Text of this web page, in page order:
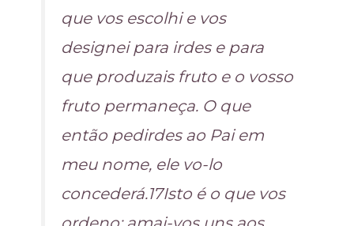
que vos escolhi e vos
designei para irdes e para
que produzais fruto e o vosso
fruto permaneça. O que
então pedirdes ao Pai em
meu nome, ele vo-lo
concederá.17Isto é o que vos